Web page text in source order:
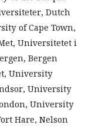
Dutch
of Cape Town,
Universitetet i
Bergen
University
University
University
Hare, Nelson